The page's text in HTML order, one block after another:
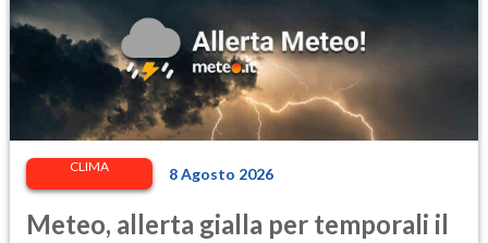
CLIMA 8 Agosto 2026
Meteo, allerta gialla per temporali il